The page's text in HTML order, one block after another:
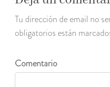
Tu dirección de email no
obligatorios están
Comentario